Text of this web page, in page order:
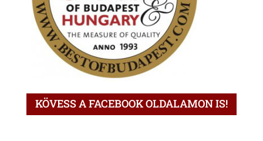
KÖVESS A FACEBOOK OLDALAMON IS!